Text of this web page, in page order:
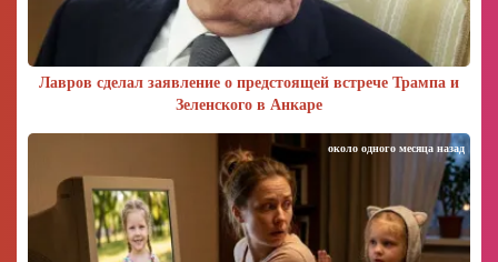
Лавров сделал заявление о предстоящей встрече Трампа и
Зеленского в Анкаре
около одного месяца назад